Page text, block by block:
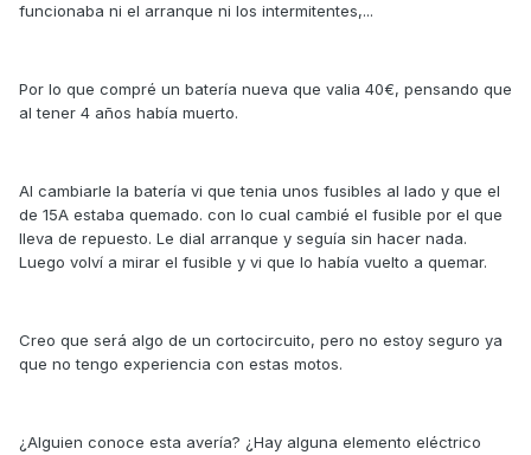
funcionaba ni el arranque ni los intermitentes,...
Por lo que compré un batería nueva que valia 40€, pensando que
al tener 4 años había muerto.
Al cambiarle la batería vi que tenia unos fusibles al lado y que el
de 15A estaba quemado. con lo cual cambié el fusible por el que
lleva de repuesto. Le dial arranque y seguía sin hacer nada.
Luego volví a mirar el fusible y vi que lo había vuelto a quemar.
Creo que será algo de un cortocircuito, pero no estoy seguro ya
que no tengo experiencia con estas motos.
¿Alguien conoce esta avería? ¿Hay alguna elemento eléctrico